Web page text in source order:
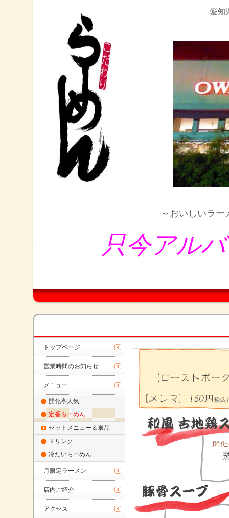
愛知
～ おいしいラ
只今アル
トップページ
営業時間のお知らせ
メニュー
開化亭人気
定番らーめん
セットメニュー＆単品
ドリンク
冷たいらーめん
月限定ラーメン
店内ご紹介
アクセス